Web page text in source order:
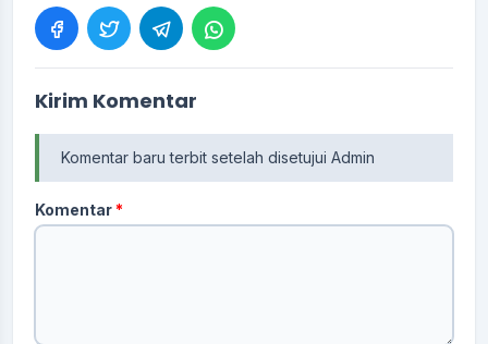
Kirim Komentar
Komentar baru terbit setelah disetujui Admin
Komentar*